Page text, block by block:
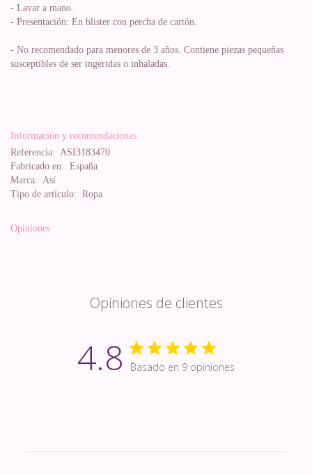
- Lavar a mano.
- Presentación: En blister con percha de cartón.
- No recomendado para menores de 3 años. Contiene piezas pequeñas
susceptibles de ser ingeridas o inhaladas.
Información y recomendaciones
Referencia: ASI3183470
Fabricado en: España
Marca: Así
Tipo de artículo: Ropa
Opiniones
Opiniones de clientes
4.8 Basado en 9 opiniones